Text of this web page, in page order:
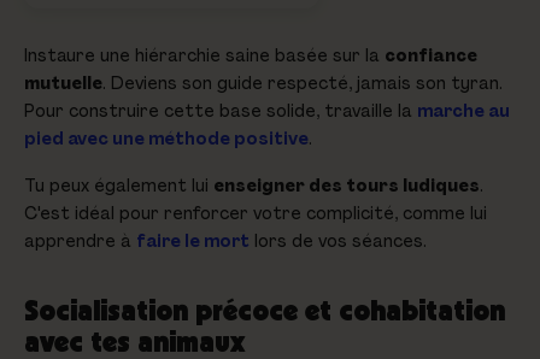
Instaure une hiérarchie saine basée sur la confiance
mutuelle. Deviens son guide respecté, jamais son tyran.
Pour construire cette base solide, travaille la marche au
pied avec une méthode positive.
Tu peux également lui enseigner des tours ludiques.
C'est idéal pour renforcer votre complicité, comme lui
apprendre à faire le mort lors de vos séances.
Socialisation précoce et cohabitation
avec tes animaux